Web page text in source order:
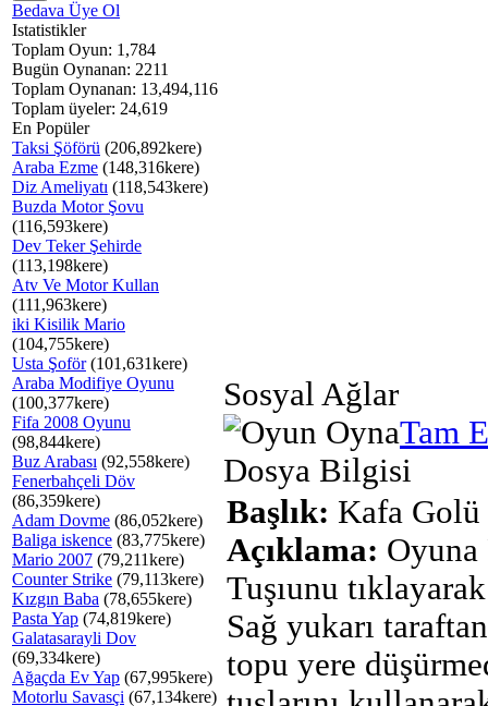
Bedava Üye Ol
Istatistikler
Toplam Oyun: 1,784
Bugün Oynanan: 2211
Toplam Oynanan: 13,494,116
Toplam üyeler: 24,619
En Popüler
Taksi Şöförü (206,892kere)
Araba Ezme (148,316kere)
Diz Ameliyatı (118,543kere)
Buzda Motor Şovu
(116,593kere)
Dev Teker Şehirde
(113,198kere)
Atv Ve Motor Kullan
(111,963kere)
iki Kisilik Mario
(104,755kere)
Usta Şoför(101,631kere)
Araba Modifiye Oyunu
(100,377kere)
Fifa 2008 Oyunu
(98,844kere)
Buz Arabası (92,558kere)
Fenerbahçeli Döv
(86,359kere)
Adam Dovme (86,052kere)
Baliga iskence (83,775kere)
Mario 2007 (79,211kere)
Counter Strike (79,113kere)
Kızgın Baba (78,655kere)
Pasta Yap (74,819kere)
Galatasarayli Dov
(69,334kere)
Ağaçda Ev Yap (67,995kere)
Motorlu Savasçi (67,134kere)
Sosyal Ağlar
Tam
Dosya Bilgisi
Başlık: Kafa Golü
Açıklama: Oyuna
Tuşıunu
Sağ yukarı
topu yere